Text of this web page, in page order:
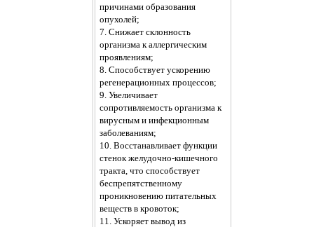
причинами образования
опухолей;
7. Снижает склонность
организма к аллергическим
проявлениям;
8. Способствует ускорению
регенерационных процессов;
9. Увеличивает
сопротивляемость организма к
вирусным и инфекционным
заболеваниям;
10. Восстанавливает функции
стенок желудочно-кишечного
тракта, что способствует
беспрепятственному
проникновению питательных
веществ в кровоток;
11. Ускоряет вывод из